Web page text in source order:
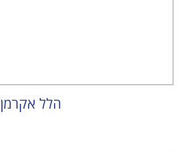
הלל אקרמן